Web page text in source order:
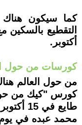
كما سيكون
أكتوبر.
كورسات من حول
من حول العالم
كورس "كيك من
طايع